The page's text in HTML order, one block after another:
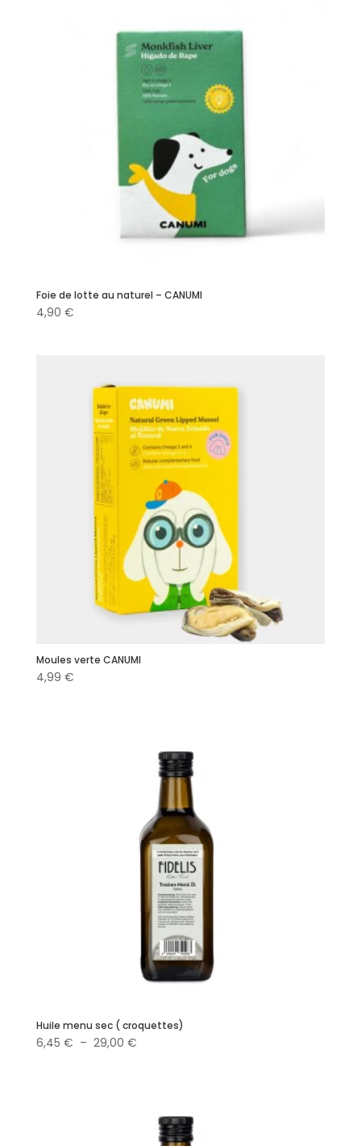
Foie de lotte au naturel – CANUMI
4,90 €
Moules verte CANUMI
4,99 €
Huile menu sec ( croquettes)
6,45 € – 29,00 €Plage
29,00 €